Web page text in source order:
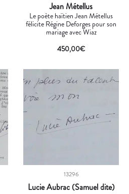
Jean Métellus
Le poète haïtien Jean Métellus
félicite Régine Deforges pour son
mariage avec Wiaz
450,00€
13296
Lucie Aubrac (Samuel dite)